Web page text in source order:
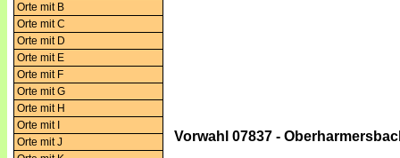
Orte mit B
Orte mit C
Orte mit D
Orte mit E
Orte mit F
Orte mit G
Orte mit H
Orte mit I
Orte mit J
Vorwahl 07837 -